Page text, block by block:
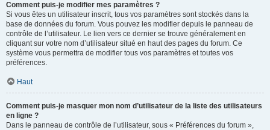
Comment puis-je modifier mes paramètres ?
Si vous êtes un utilisateur inscrit, tous vos paramètres sont stockés dans la
base de données du forum. Vous pouvez les modifier depuis le panneau de
contrôle de l’utilisateur. Le lien vers ce dernier se trouve généralement en
cliquant sur votre nom d’utilisateur situé en haut des pages du forum. Ce
système vous permettra de modifier tous vos paramètres et toutes vos
préférences.
Haut
Comment puis-je masquer mon nom d’utilisateur de la liste des utilisateurs
en ligne ?
Dans le panneau de contrôle de l’utilisateur, sous « Préférences du forum »,